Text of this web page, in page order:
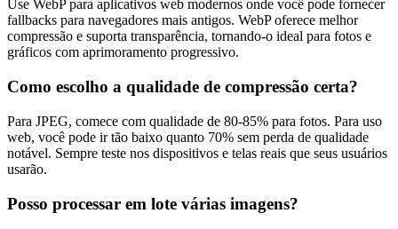
Use WebP para aplicativos web modernos onde você pode fornecer
fallbacks para navegadores mais antigos. WebP oferece melhor
compressão e suporta transparência, tornando-o ideal para fotos e
gráficos com aprimoramento progressivo.
Como escolho a qualidade de compressão certa?
Para JPEG, comece com qualidade de 80-85% para fotos. Para uso
web, você pode ir tão baixo quanto 70% sem perda de qualidade
notável. Sempre teste nos dispositivos e telas reais que seus usuários
usarão.
Posso processar em lote várias imagens?